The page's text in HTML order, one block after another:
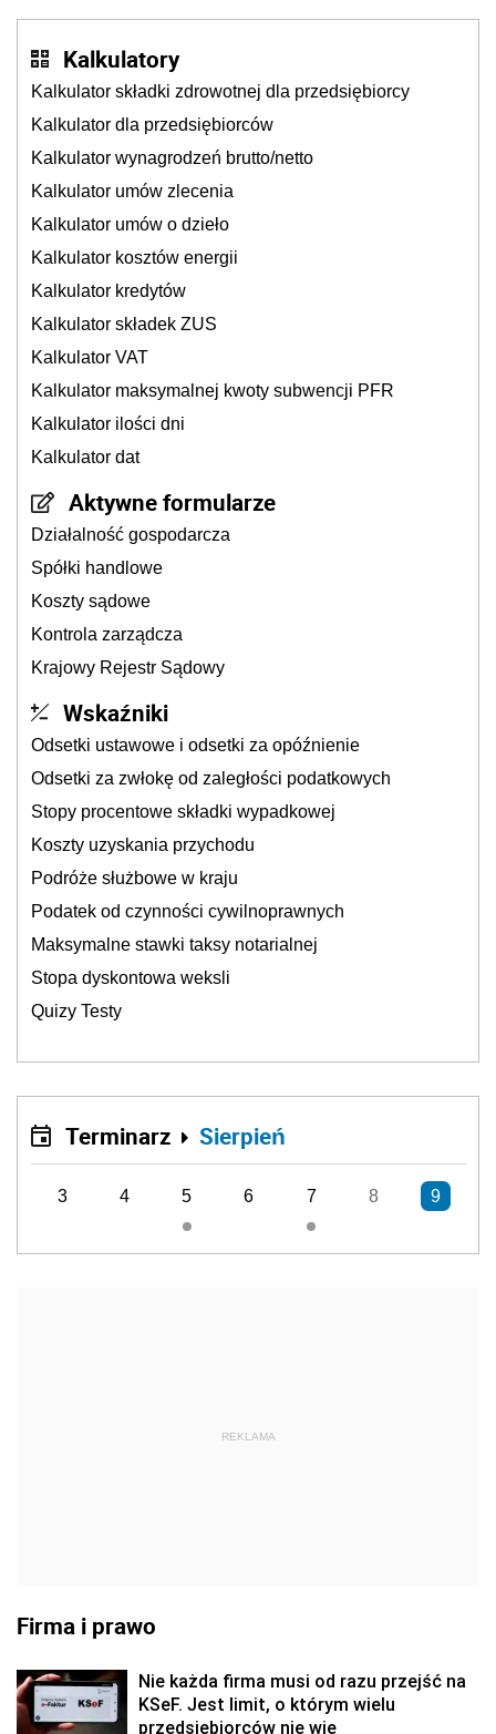
Kalkulatory
Kalkulator składki zdrowotnej dla przedsiębiorcy
Kalkulator dla przedsiębiorców
Kalkulator wynagrodzeń brutto/netto
Kalkulator umów zlecenia
Kalkulator umów o dzieło
Kalkulator kosztów energii
Kalkulator kredytów
Kalkulator składek ZUS
Kalkulator VAT
Kalkulator maksymalnej kwoty subwencji PFR
Kalkulator ilości dni
Kalkulator dat
Aktywne formularze
Działalność gospodarcza
Spółki handlowe
Koszty sądowe
Kontrola zarządcza
Krajowy Rejestr Sądowy
Wskaźniki
Odsetki ustawowe i odsetki za opóźnienie
Odsetki za zwłokę od zaległości podatkowych
Stopy procentowe składki wypadkowej
Koszty uzyskania przychodu
Podróże służbowe w kraju
Podatek od czynności cywilnoprawnych
Maksymalne stawki taksy notarialnej
Stopa dyskontowa weksli
Quizy Testy
Terminarz Sierpień
3 4 5 6 7 8 9
REKLAMA
Firma i prawo
Nie każda firma musi od razu przejść na
KSeF. Jest limit, o którym wielu
przedsiębiorców nie wie